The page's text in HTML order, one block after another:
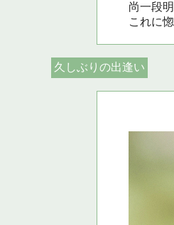
尚一段
これに
久しぶりの出逢い